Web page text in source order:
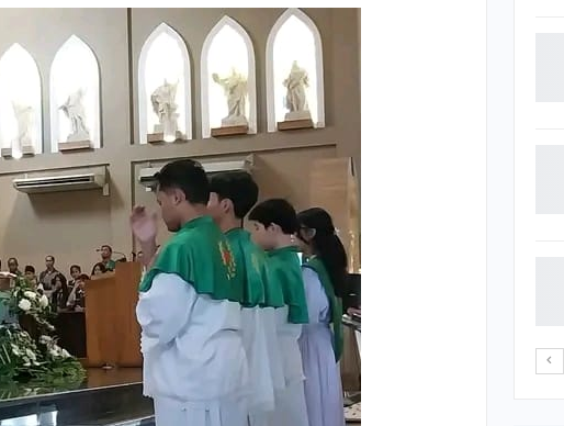
Inilah Kekuatan Doa
Novena Tiga Salam Maria
May 11, 2023
Irene Umar Pecah Telor
sebagai Wamen
Perempuan Buddha…
Oct 21, 2024